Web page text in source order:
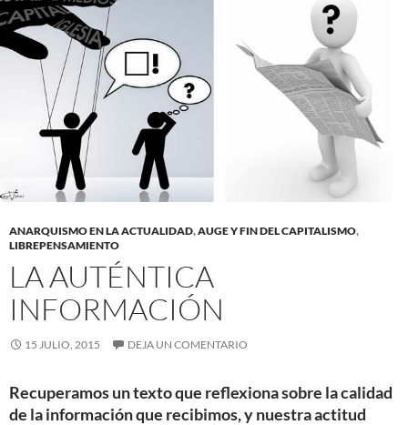
ANARQUISMO EN LA ACTUALIDAD,AUGE Y FIN DEL CAPITALISMO,
LIBREPENSAMIENTO
LA AUTÉNTICA
INFORMACIÓN
15 JULIO, 2015 DEJA UN COMENTARIO
Recuperamos un texto que reflexiona sobre la calidad
de la información que recibimos, y nuestra actitud